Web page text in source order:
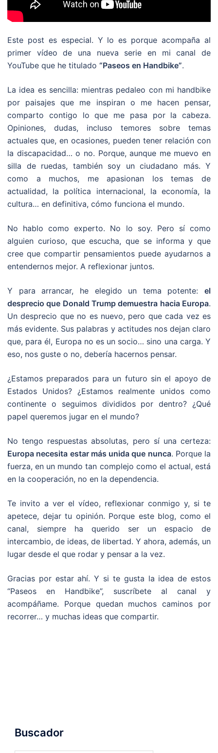
Este post es especial. Y lo es porque acompaña al
primer vídeo de una nueva serie en mi canal de
YouTube que he titulado “Paseos en Handbike”.
La idea es sencilla: mientras pedaleo con mi handbike
por paisajes que me inspiran o me hacen pensar,
comparto contigo lo que me pasa por la cabeza.
Opiniones, dudas, incluso temores sobre temas
actuales que, en ocasiones, pueden tener relación con
la discapacidad… o no. Porque, aunque me muevo en
silla de ruedas, también soy un ciudadano más. Y
como a muchos, me apasionan los temas de
actualidad, la política internacional, la economía, la
cultura… en definitiva, cómo funciona el mundo.
No hablo como experto. No lo soy. Pero sí como
alguien curioso, que escucha, que se informa y que
cree que compartir pensamientos puede ayudarnos a
entendernos mejor. A reflexionar juntos.
Y para arrancar, he elegido un tema potente: el
desprecio que Donald Trump demuestra hacia Europa.
Un desprecio que no es nuevo, pero que cada vez es
más evidente. Sus palabras y actitudes nos dejan claro
que, para él, Europa no es un socio… sino una carga. Y
eso, nos guste o no, debería hacernos pensar.
¿Estamos preparados para un futuro sin el apoyo de
Estados Unidos? ¿Estamos realmente unidos como
continente o seguimos divididos por dentro? ¿Qué
papel queremos jugar en el mundo?
No tengo respuestas absolutas, pero sí una certeza:
Europa necesita estar más unida que nunca. Porque la
fuerza, en un mundo tan complejo como el actual, está
en la cooperación, no en la dependencia.
Te invito a ver el vídeo, reflexionar conmigo y, si te
apetece, dejar tu opinión. Porque este blog, como el
canal, siempre ha querido ser un espacio de
intercambio, de ideas, de libertad. Y ahora, además, un
lugar desde el que rodar y pensar a la vez.
Gracias por estar ahí. Y si te gusta la idea de estos
“Paseos en Handbike”, suscríbete al canal y
acompáñame. Porque quedan muchos caminos por
recorrer… y muchas ideas que compartir.
Buscador